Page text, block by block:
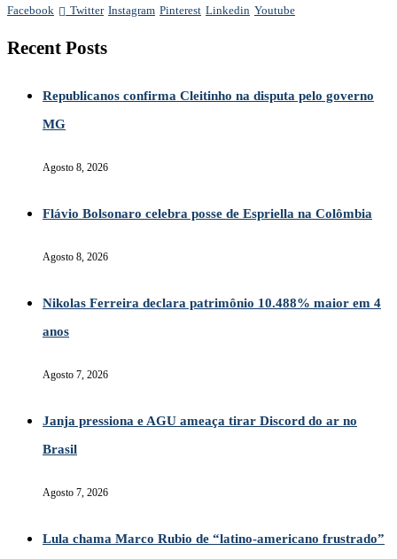
Facebook Twitter Instagram Pinterest Linkedin Youtube
Recent Posts
Republicanos confirma Cleitinho na disputa pelo governo
MG
Agosto 8, 2026
Flávio Bolsonaro celebra posse de Espriella na Colômbia
Agosto 8, 2026
Nikolas Ferreira declara patrimônio 10.488% maior em 4
anos
Agosto 7, 2026
Janja pressiona e AGU ameaça tirar Discord do ar no
Brasil
Agosto 7, 2026
Lula chama Marco Rubio de “latino-americano frustrado”